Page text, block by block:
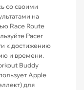
со своими
на
Race Route
Pacer
к достижению
и времени.
Buddy
Apple
для